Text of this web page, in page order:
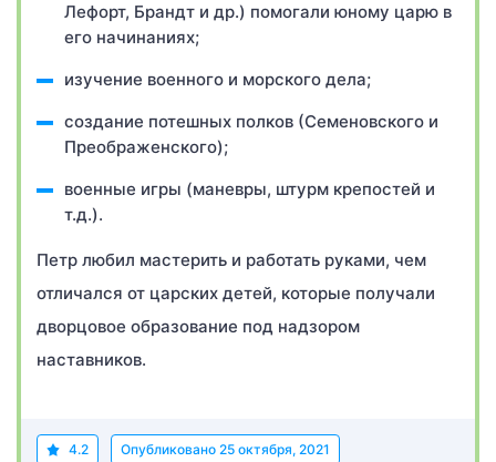
Лефорт, Брандт и др.) помогали юному царю в
его начинаниях;
изучение военного и морского дела;
создание потешных полков (Семеновского и
Преображенского);
военные игры (маневры, штурм крепостей и
т.д.).
Петр любил мастерить и работать руками, чем
отличался от царских детей, которые получали
дворцовое образование под надзором
наставников.
4.2 Опубликовано 25 октября, 2021